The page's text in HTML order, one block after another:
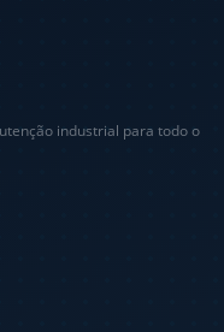
industrial para todo o